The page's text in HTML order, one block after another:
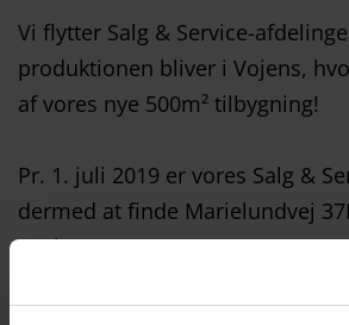
Vi flytter Salg & Service-
produktionen bliver i Vojens,
af vores nye 500m² tilbygning!
Pr. 1. juli 2019 er vores Salg &
dermed at finde Marielundvej
Herlev.